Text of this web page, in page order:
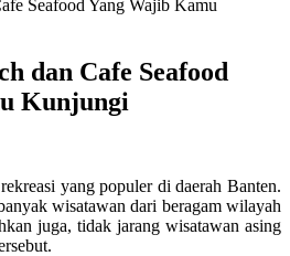
dan Cafe Seafood
Kunjungi
yang populer di daerah Banten.
wisatawan dari beragam wilayah
juga, tidak jarang wisatawan asing